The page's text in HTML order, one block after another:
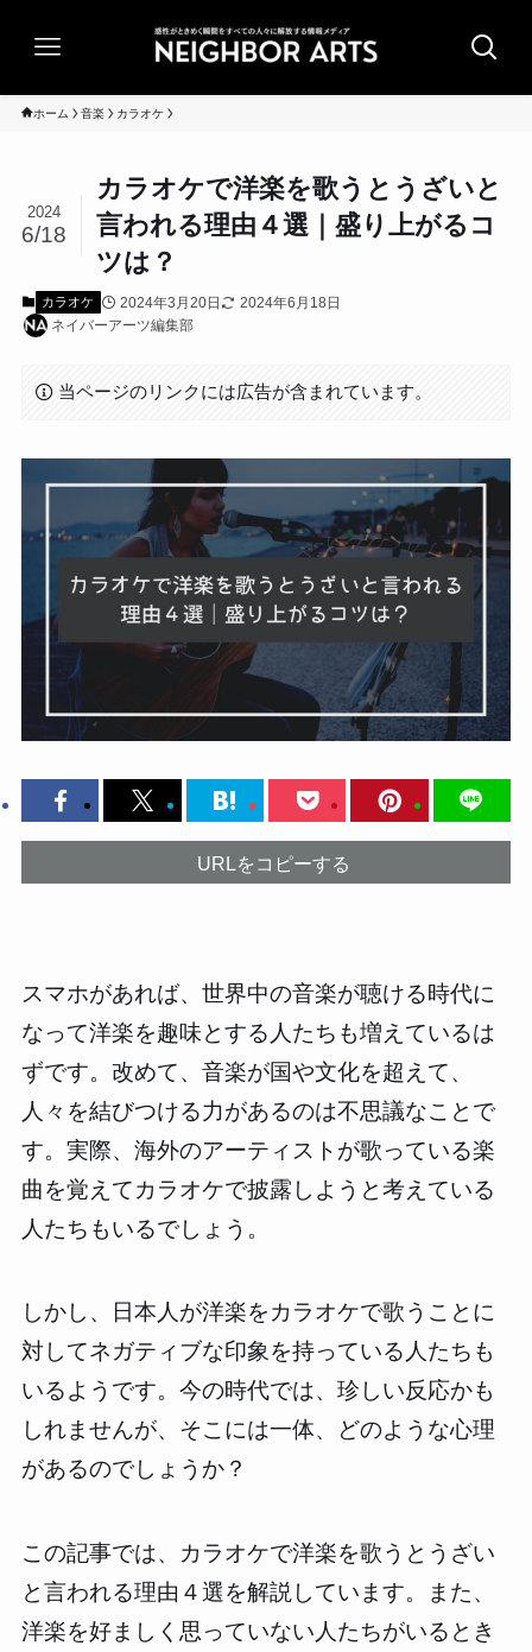
ホーム 音楽 カラオケ
カラオケで洋楽を歌うとうざいと
言われる理由４選｜盛り上がるコ
ツは？
2024
6/18
カラオケ 2024年3月20日
2024年6月18日
ネイバーアーツ編集部
当ページのリンクには広告が含まれています。
URLをコピーする
スマホがあれば、世界中の音楽が聴ける時代に
なって洋楽を趣味とする人たちも増えているは
ずです。改めて、音楽が国や文化を超えて、
人々を結びつける力があるのは不思議なことで
す。実際、海外のアーティストが歌っている楽
曲を覚えてカラオケで披露しようと考えている
人たちもいるでしょう。
しかし、日本人が洋楽をカラオケで歌うことに
対してネガティブな印象を持っている人たちも
いるようです。今の時代では、珍しい反応かも
しれませんが、そこには一体、どのような心理
があるのでしょうか？
この記事では、カラオケで洋楽を歌うとうざい
と言われる理由４選を解説しています。また、
洋楽を好ましく思っていない人たちがいるとき